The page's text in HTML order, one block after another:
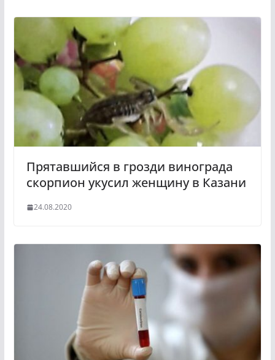
Прятавшийся в грозди винограда
скорпион укусил женщину в Казани
24.08.2020